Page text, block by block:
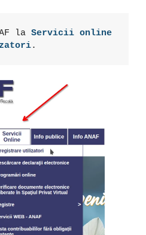
la Servicii online
.